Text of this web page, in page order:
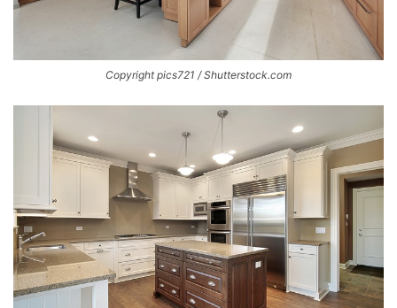
Copyright pics721 / Shutterstock.com